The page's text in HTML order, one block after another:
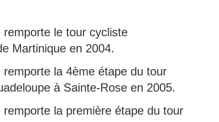
remporte le tour cycliste
Martinique en 2004.
remporte la 4ème étape du tour
à Sainte-Rose en 2005.
remporte la première étape du tour
dès ses débuts comme l’un des talents les plus prometteurs
l’Union Cycliste Martiniquaise.
Europe , pour explorer de nouvelles opportunités
professionnelles.
MARSOT TOURNE LA PAGE EUROPE 1, ET OUVRE UN
CHAPITRE.